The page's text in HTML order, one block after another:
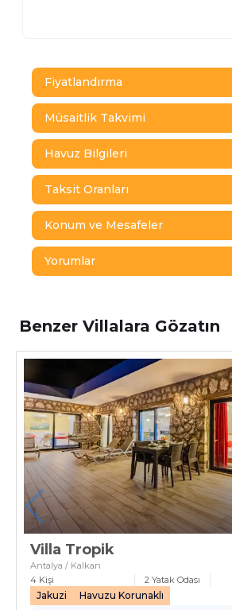
Fiyatlandırma
Müsaitlik Takvimi
Havuz Bilgileri
Taksit Oranları
Konum ve Mesafeler
Yorumlar
Benzer Villalara Gözatın
Villa Tropik
Antalya / Kalkan
4 Kişi 2 Yatak Odası
Jakuzi Havuzu Korunaklı